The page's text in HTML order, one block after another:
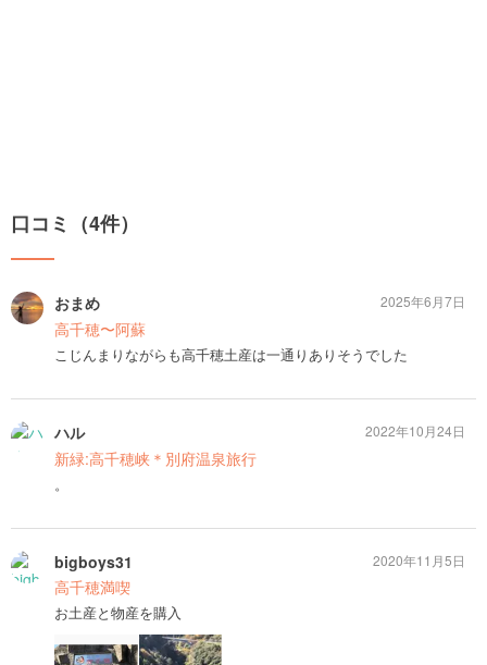
口コミ（4件）
おまめ
高千穂〜阿蘇
こじんまりながらも高千穂土産は一通りありそうでした
2025年6月7日
ハル
新緑:高千穂峡＊別府温泉旅行
。
2022年10月24日
bigboys31
高千穂満喫
お土産と物産を購入
2020年11月5日